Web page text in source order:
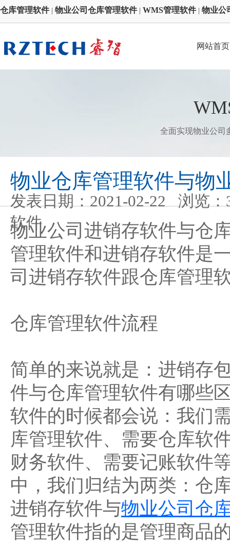
仓库管理软件| 物业公司仓库管理软件| WMS管理软件| 物业公
网站首页
全面实现物业公司
物业仓库管理软件与物
发表日期：2021-02-22 浏览
软件
物业公司进销存软件与仓
管理软件和进销存软件是
司进销存软件跟仓库管理
仓库管理软件流程
简单的来说就是：进销存
件与仓库管理软件有哪些
软件的时候都会说：我们
库管理软件、需要仓库软
财务软件、需要记账软件
中，我们归结为两类：仓
进销存软件与物业公司仓
管理软件指的是管理商品